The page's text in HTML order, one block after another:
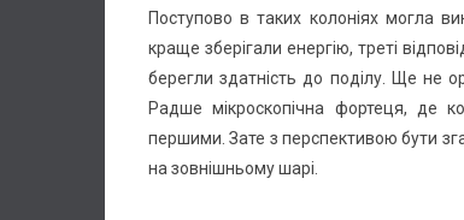
Поступово в таких колоніях могла
краще зберігали енергію, треті
берегли здатність до поділу. Ще не
Радше мікроскопічна фортеця, де
першими. Зате з перспективою бути
на зовнішньому шарі.